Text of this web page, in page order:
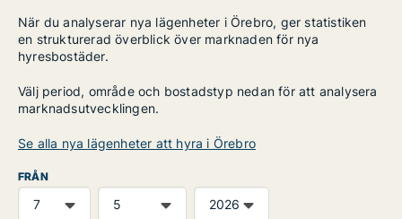
När du analyserar nya lägenheter i Örebro, ger statistiken
en strukturerad överblick över marknaden för nya
hyresbostäder.
Välj period, område och bostadstyp nedan för att analysera
marknadsutvecklingen.
Se alla nya lägenheter att hyra i Örebro
FRÅN